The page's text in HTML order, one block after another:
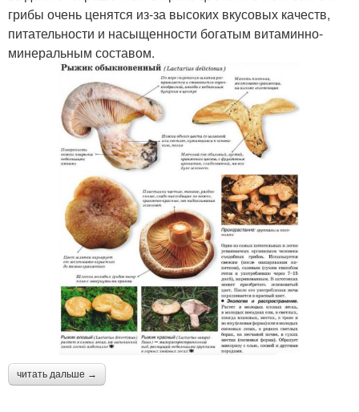
грибы очень ценятся из-за высоких вкусовых качеств,
питательности и насыщенности богатым витаминно-
минеральным составом.
читать дальше →